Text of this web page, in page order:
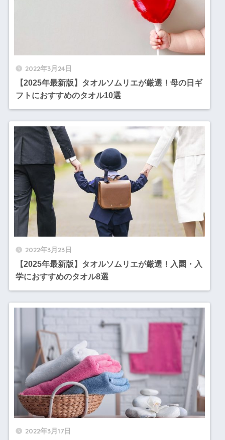
2022年3月24日
【2025年最新版】タオルソムリエが厳選！母の日ギ
フトにおすすめのタオル10選
2022年3月23日
【2025年最新版】タオルソムリエが厳選！入園・入
学におすすめのタオル8選
2022年3月17日